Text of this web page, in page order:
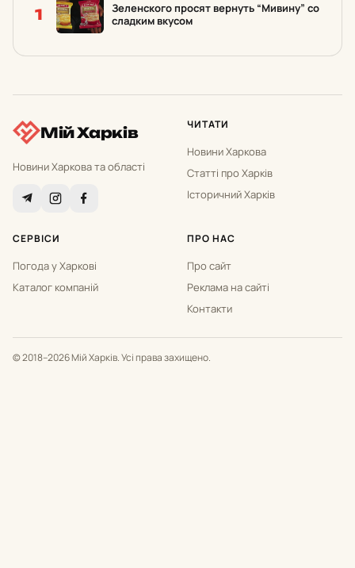
1
Зеленского просят вернуть “Мивину” со
сладким вкусом
Мій Харків
Новини Харкова та області
ЧИТАТИ
Новини Харкова
Статті про Харків
Історичний Харків
СЕРВІСИ
Погода у Харкові
Каталог компаній
ПРО НАС
Про сайт
Реклама на сайті
Контакти
© 2018–2026 Мій Харків. Усі права захищено.